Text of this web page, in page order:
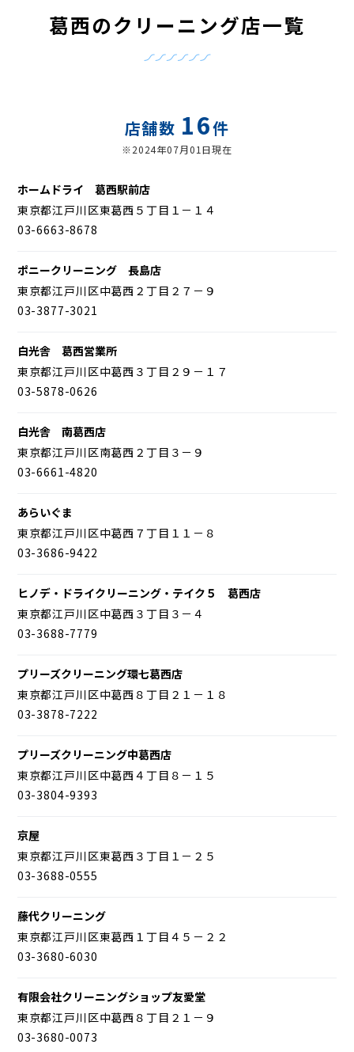
葛西のクリーニング店一覧
店舗数 16件
※2024年07月01日現在
ホームドライ 葛西駅前店
東京都江戸川区東葛西５丁目１－１４
03-6663-8678
ポニークリーニング 長島店
東京都江戸川区中葛西２丁目２７－９
03-3877-3021
白光舎 葛西営業所
東京都江戸川区中葛西３丁目２９－１７
03-5878-0626
白光舎 南葛西店
東京都江戸川区南葛西２丁目３－９
03-6661-4820
あらいぐま
東京都江戸川区中葛西７丁目１１－８
03-3686-9422
ヒノデ・ドライクリーニング・テイク５ 葛西店
東京都江戸川区中葛西３丁目３－４
03-3688-7779
プリーズクリーニング環七葛西店
東京都江戸川区中葛西８丁目２１－１８
03-3878-7222
プリーズクリーニング中葛西店
東京都江戸川区中葛西４丁目８－１５
03-3804-9393
京屋
東京都江戸川区東葛西３丁目１－２５
03-3688-0555
藤代クリーニング
東京都江戸川区東葛西１丁目４５－２２
03-3680-6030
有限会社クリーニングショップ友愛堂
東京都江戸川区中葛西８丁目２１－９
03-3680-0073